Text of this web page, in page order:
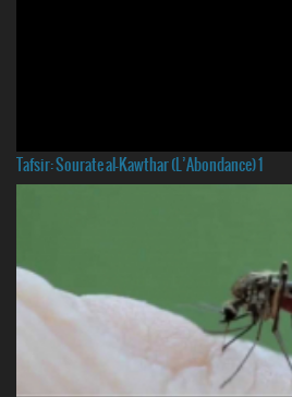
Tafsir: Sourate al-Kawthar (L’Abondance) 1